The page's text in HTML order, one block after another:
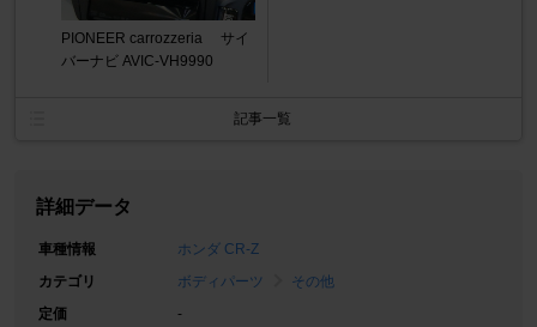
PIONEER carrozzeria サイ
バーナビ AVIC-VH9990
記事一覧
詳細データ
車種情報
ホンダ CR-Z
カテゴリ
ボディパーツ
その他
定価
-